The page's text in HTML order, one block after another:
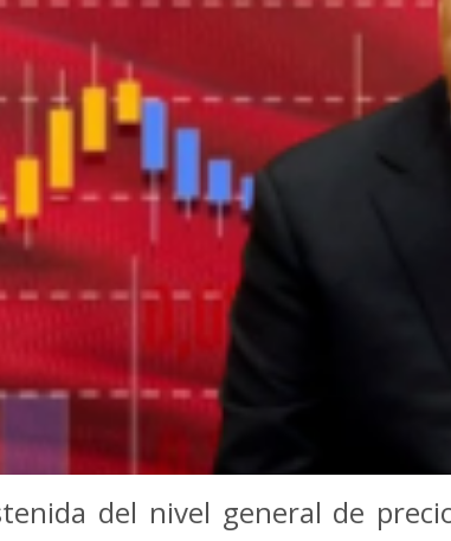
del nivel general de